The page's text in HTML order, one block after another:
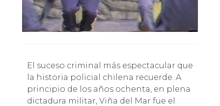
El suceso criminal más espectacular que
la historia policial chilena recuerde. A
principio de los años ochenta, en plena
dictadura militar, Viña del Mar fue el